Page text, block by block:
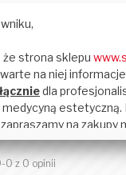
zobacz:
może być
0 z 0 opinii